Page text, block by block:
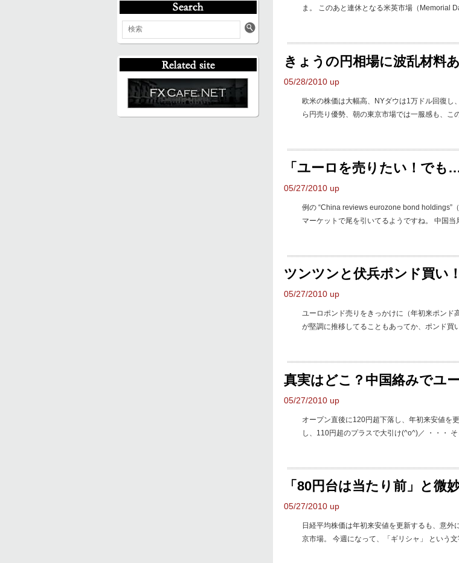
ま。 このあと連休となる米英市場（Memorial
きょうの円相場に波乱材料あ
05/28/2010 up
欧米の株価は大幅高、NYダウは1万ドル回復
ら円売り優勢、朝の東京市場では一服感も、
「ユーロを売りたい！でも…
05/27/2010 up
例の “China reviews eurozone bond holdings”
マーケットで尾を引いてるようですね。 中国当
ツンツンと伏兵ポンド買い！
05/27/2010 up
ユーロポンド売りをきっかけに（年初来ポンド
が堅調に推移してることもあってか、ポンド買
真実はどこ？中国絡みでユ
05/27/2010 up
オープン直後に120円超下落し、年初来安値を
し、110円超のプラスで大引け(^o^)／ ・・・
「80円台は当たり前」と微
05/27/2010 up
日経平均株価は年初来安値を更新するも、意
京市場。 今週になって、「ギリシャ」 という